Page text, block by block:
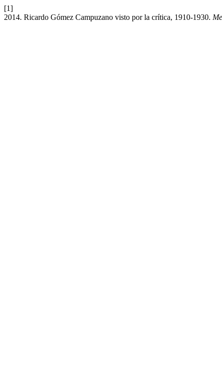
[1]
2014. Ricardo Gómez Campuzano visto por la crítica, 1910-1930.